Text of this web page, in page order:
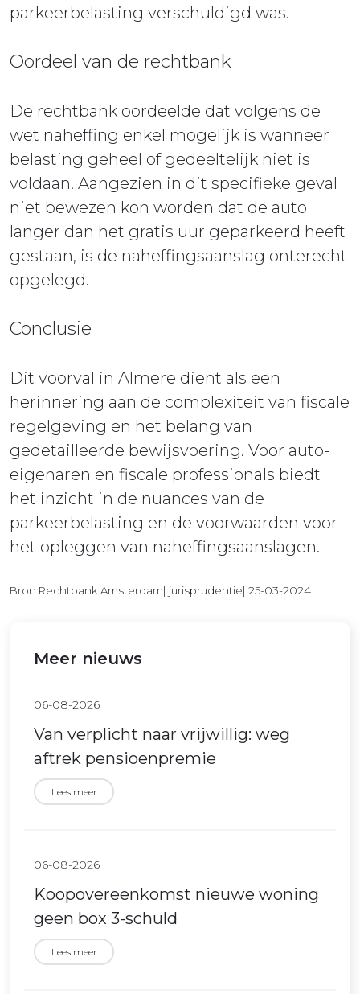
parkeerbelasting verschuldigd was.
Oordeel van de rechtbank
De rechtbank oordeelde dat volgens de
wet naheffing enkel mogelijk is wanneer
belasting geheel of gedeeltelijk niet is
voldaan. Aangezien in dit specifieke geval
niet bewezen kon worden dat de auto
langer dan het gratis uur geparkeerd heeft
gestaan, is de naheffingsaanslag onterecht
opgelegd.
Conclusie
Dit voorval in Almere dient als een
herinnering aan de complexiteit van fiscale
regelgeving en het belang van
gedetailleerde bewijsvoering. Voor auto-
eigenaren en fiscale professionals biedt
het inzicht in de nuances van de
parkeerbelasting en de voorwaarden voor
het opleggen van naheffingsaanslagen.
Bron:Rechtbank Amsterdam| jurisprudentie| 25-03-2024
Meer nieuws
06-08-2026
Van verplicht naar vrijwillig: weg
aftrek pensioenpremie
Lees meer
06-08-2026
Koopovereenkomst nieuwe woning
geen box 3-schuld
Lees meer